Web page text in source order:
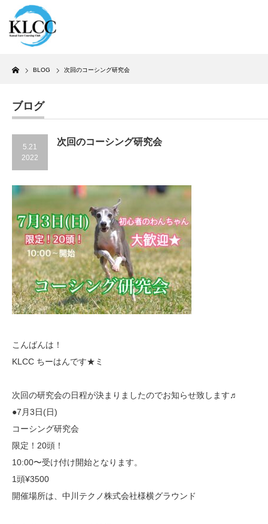
Home
BLOG 次回のコーシング研究会
ブログ
5.21
2022
次回のコーシング研究会
こんばんは！
KLCC ちーはんです★ミ
次回の研究会の日程が決まりましたのでお知らせ致します♬
●7月3日(日)
コーシング研究会
限定！20頭！
10:00〜受け付け開始となります。
1頭¥3500
開催場所は、中川テクノ株式会社様横グラウンド